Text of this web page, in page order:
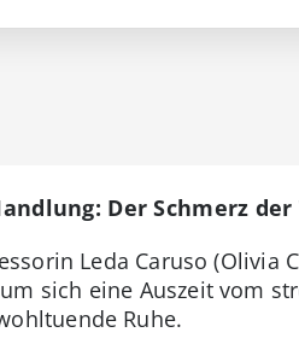
Der Schmerz
Leda Caruso (Olivia
sich eine Auszeit vom
Ruhe.